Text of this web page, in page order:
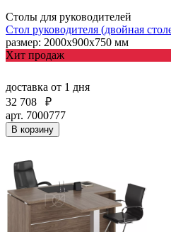
Столы для руководителей
Стол руководителя (двойная
размер: 2000х900х750 мм
Хит продаж
доставка от 1 дня
32 708
₽
арт. 7000777
В корзину